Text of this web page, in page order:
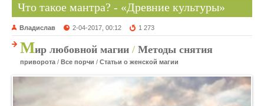
Что такое мантра? - «Древние культуры»
Владислав 2-04-2017, 00:12 1 273
Мир любовной магии / Методы снятия
приворота / Все порчи / Статьи о женской магии